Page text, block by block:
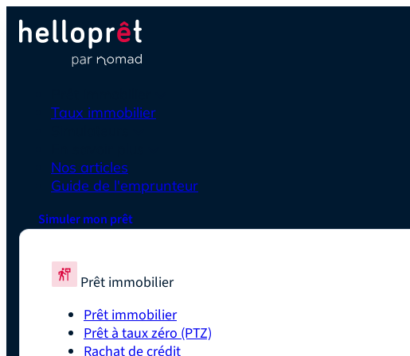
Taux immobilier
Nos articles
Guide de l'emprunteur
Simuler mon prêt
Prêt immobilier
Prêt immobilier
Prêt à taux zéro (PTZ)
Rachat de crédit